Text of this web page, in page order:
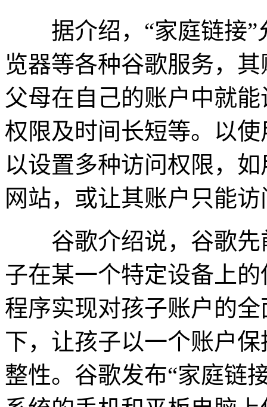
据介绍，“家庭链接”
览器等各种谷歌服务，
父母在自己的账户中就
权限及时间长短等。以
以设置多种访问权限，
网站，或让其账户只能
谷歌介绍说，谷歌先
子在某一个特定设备上
程序实现对孩子账户的
下，让孩子以一个账户
整性。谷歌发布“家庭链